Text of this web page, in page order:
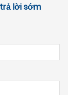
lời sớm